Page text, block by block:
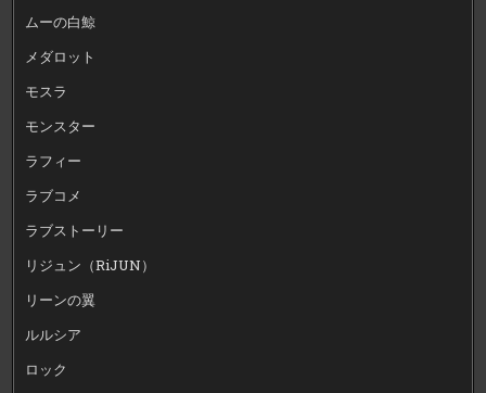
ムーの白鯨
メダロット
モスラ
モンスター
ラフィー
ラブコメ
ラブストーリー
リジュン（RiJUN）
リーンの翼
ルルシア
ロック